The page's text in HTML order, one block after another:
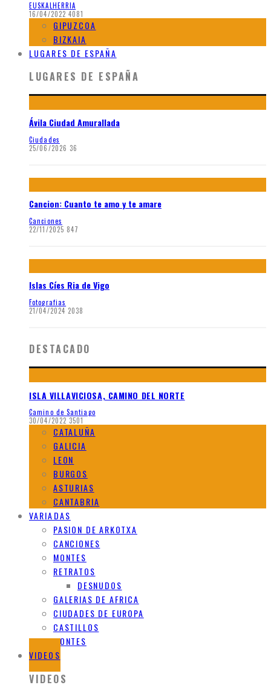
EUSKALHERRIA
16/04/2022 4081
GIPUZCOA
BIZKAIA
LUGARES DE ESPAÑA
LUGARES DE ESPAÑA
Ávila Ciudad Amurallada
Ciudades
25/06/2026 36
Cancion: Cuanto te amo y te amare
Canciones
22/11/2025 847
Islas Cíes Ria de Vigo
Fotografias
21/04/2024 2038
DESTACADO
ISLA VILLAVICIOSA, CAMINO DEL NORTE
Camino de Santiago
30/04/2022 3501
CATALUÑA
GALICIA
LEON
BURGOS
ASTURIAS
CANTABRIA
VARIADAS
PASION DE ARKOTXA
CANCIONES
MONTES
RETRATOS
DESNUDOS
GALERIAS DE AFRICA
CIUDADES DE EUROPA
CASTILLOS
MONTES
VIDEOS
VIDEOS